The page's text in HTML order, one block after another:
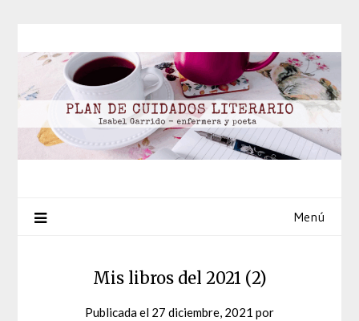
contenido
Menú
Mis libros del 2021 (2)
Publicada el 27 diciembre, 2021 por